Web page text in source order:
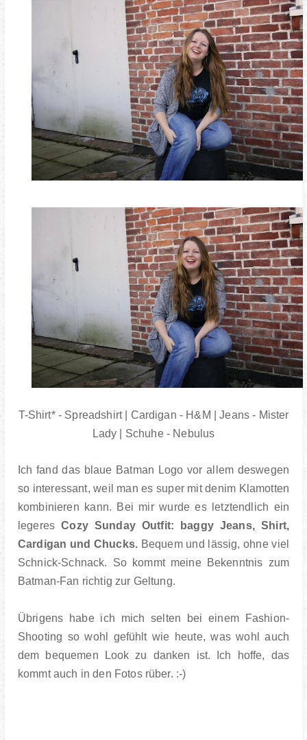
T-Shirt* - Spreadshirt | Cardigan - H&M |Jeans - Mister
Lady | Schuhe - Nebulus
Ich fand das blaue Batman Logo vor allem deswegen
so interessant, weil man es super mit denim Klamotten
kombinieren kann. Bei mir wurde es letztendlich ein
legeresCozy Sunday Outfit: baggy Jeans, Shirt,
Cardigan und Chucks. Bequem und lässig, ohne viel
Schnick-Schnack. So kommt meine Bekenntnis zum
Batman-Fan richtig zur Geltung.
Übrigens habe ich mich selten bei einem Fashion-
Shooting so wohl gefühlt wie heute, was wohl auch
dem bequemen Look zu danken ist. Ich hoffe, das
kommt auch in den Fotos rüber. :-)